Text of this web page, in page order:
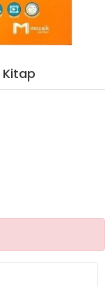
Kitap